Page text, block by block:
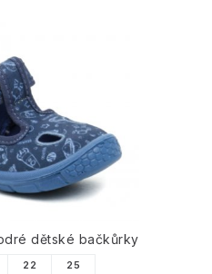
dětské bačkůrky
22 25